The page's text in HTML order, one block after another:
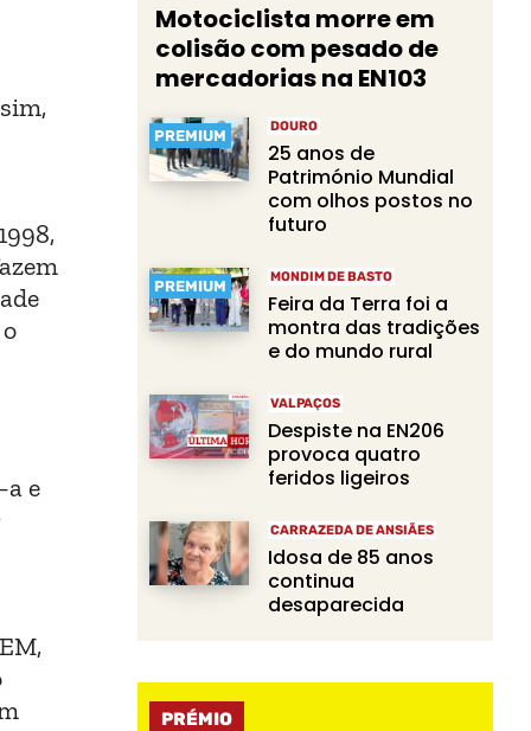
e
Motociclista morre em
colisão com pesado de
mercadorias na EN103
PREMIUM
DOURO
25 anos de
Património Mundial
com olhos postos no
futuro
PREMIUM
MONDIM DE BASTO
Feira da Terra foi a
montra das tradições
e do mundo rural
VALPAÇOS
Despiste na EN206
provoca quatro
feridos ligeiros
CARRAZEDA DE ANSIÃES
Idosa de 85 anos
continua
desaparecida
PRÉMIO